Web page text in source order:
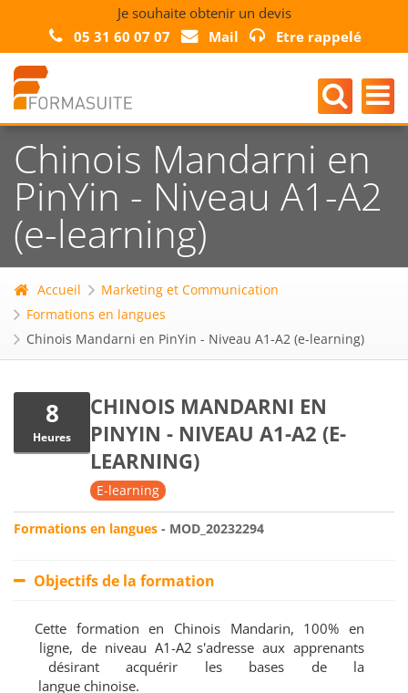
Je souhaite obtenir un devis
05 31 60 07 07
Mail Etre rappelé
Chinois Mandarni en
PinYin - Niveau A1-A2
(e-learning)
Accueil
Marketing et Communication
Formations en langues
Chinois Mandarni en PinYin - Niveau A1-A2 (e-learning)
8
Heures
CHINOIS MANDARNI EN
PINYIN - NIVEAU A1-A2 (E-
LEARNING)
E-learning
Formations en langues - MOD_20232294
Objectifs de la formation
Cette formation en Chinois Mandarin, 100% en
ligne, de niveau A1-A2 s'adresse aux apprenants
désirant acquérir les bases de la
langue chinoise.